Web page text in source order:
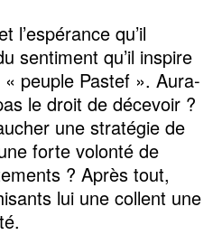
l’espérance qu’il
sentiment qu’il inspire
peuple Pastef ». Aura-
le droit de décevoir ?
une stratégie de
forte volonté de
? Après tout,
lui une collent une